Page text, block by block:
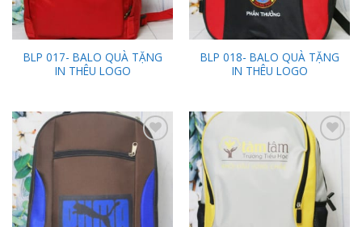
BLP 017- BALO QUÀ TẶNG
IN THÊU LOGO
BLP 018- BALO QUÀ TẶNG
IN THÊU LOGO
Add to
Wishlist
Add to
Wishlist